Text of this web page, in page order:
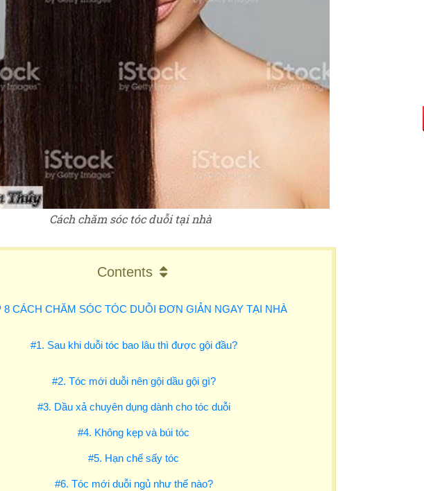
Cách chăm sóc tóc duỗi tại nhà
Contents
8 CÁCH CHĂM SÓC TÓC DUỖI ĐƠN GIẢN NGAY TẠI NHÀ
#1. Sau khi duỗi tóc bao lâu thì được gội đầu?
#2. Tóc mới duỗi nên gội dầu gội gì?
#3. Dầu xả chuyên dụng dành cho tóc duỗi
#4. Không kẹp và búi tóc
#5. Hạn chế sấy tóc
#6. Tóc mới duỗi ngủ như thế nào?